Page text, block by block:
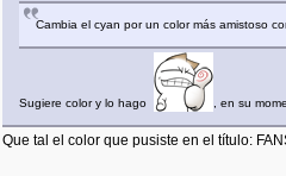
Cambia el cyan por un color más amistoso
Sugiere color y lo hago , en su
Que tal el color que pusiste en el título: